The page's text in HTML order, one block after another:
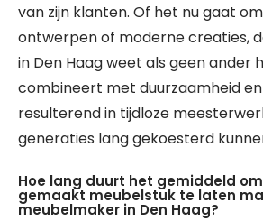
van zijn klanten. Of het nu gaat
ontwerpen of moderne creaties,
in Den Haag weet als geen ander
combineert met duurzaamheid
resulterend in tijdloze
generaties lang gekoesterd
Hoe lang duurt het gemiddeld
gemaakt meubelstuk te laten
meubelmaker in Den Haag?